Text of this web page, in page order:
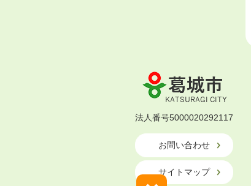
葛
城
市
KATSURAGI
CITY
法人番号5000020292117
お問い合わせ
サイトマップ